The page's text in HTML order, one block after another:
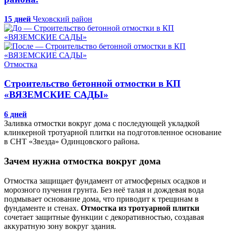
15 дней Чеховский район
Отмостка
Строительство бетонной отмостки в КП
«ВЯЗЕМСКИЕ САДЫ»
6 дней
Заливка отмостки вокруг дома с последующей укладкой
клинкерной тротуарной плитки на подготовленное основание
в СНТ «Звезда» Одинцовского района.
Зачем нужна отмостка вокруг дома
Отмостка защищает фундамент от атмосферных осадков и
морозного пучения грунта. Без неё талая и дождевая вода
подмывает основание дома, что приводит к трещинам в
фундаменте и стенах. Отмостка из тротуарной плитки
сочетает защитные функции с декоративностью, создавая
аккуратную зону вокруг здания.